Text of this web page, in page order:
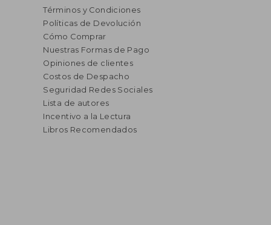
Términos y Condiciones
Políticas de Devolución
Cómo Comprar
Nuestras Formas de Pago
Opiniones de clientes
Costos de Despacho
Seguridad Redes Sociales
Lista de autores
Incentivo a la Lectura
Libros Recomendados